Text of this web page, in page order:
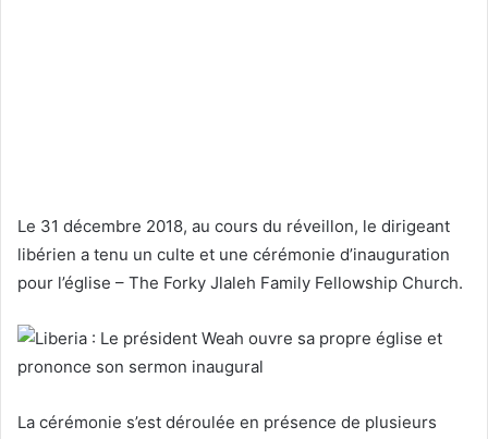
Le 31 décembre 2018, au cours du réveillon, le dirigeant
libérien a tenu un culte et une cérémonie d’inauguration
pour l’église – The Forky Jlaleh Family Fellowship Church.
La cérémonie s’est déroulée en présence de plusieurs